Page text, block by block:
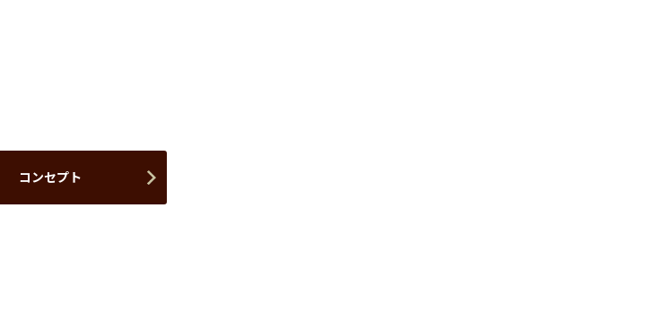
コンセプト